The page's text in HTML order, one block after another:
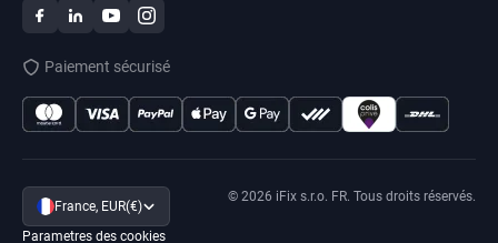
Paiement sécurisé
France, EUR(€)
Parametres des cookies
© 2026 iFix s.r.o. FR. Tous droits réservés.